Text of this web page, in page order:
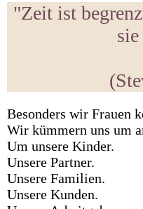
"Zeit ist
Besonders wir Frauen
Wir kümmern uns um
Um unsere Kinder.
Unsere Partner.
Unsere Familien.
Unsere Kunden.